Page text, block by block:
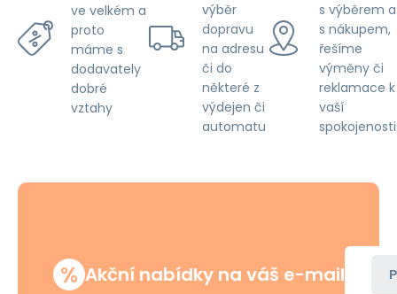
ve velkém a
proto
máme s
dodavately
dobré
vztahy
výběr
dopravu
na adresu
či do
některé z
výdejen či
automatu
s výběrem a
s nákupem,
řešíme
výměny či
reklamace k
vaší
spokojenosti
% Akční nabídky na váš e-mail